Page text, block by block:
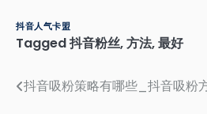
抖音人气卡盟
Tagged抖音粉丝,方法,最好
文抖音吸粉策略有哪些_抖音吸粉